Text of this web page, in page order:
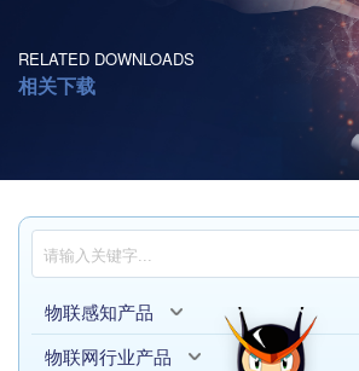
RELATED DOWNLOADS
相关下载
物联感知产品
物联网行业产品